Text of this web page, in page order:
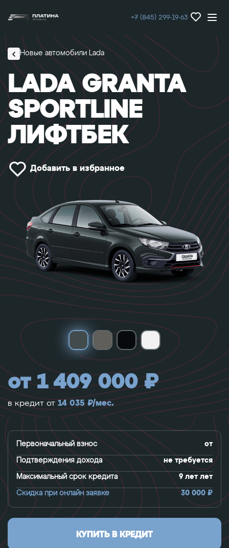
+7 (845) 299-19-63
Новые автомобили Lada
LADA GRANTA
SPORTLINE
ЛИФТБЕК
Добавить в избранное
от 1 409 000 ₽
в кредит от 14 035 ₽/мес.
от
Первоначальный взнос
не требуется
Подтверждения дохода
9 лет лет
Максимальный срок кредита
30 000 ₽
Скидка при онлайн заявке
КУПИТЬ В КРЕДИТ